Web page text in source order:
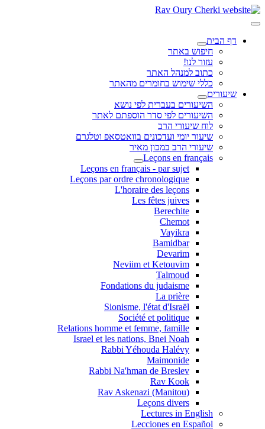
דף הבית
חיפוש באתר
עזור לנו!
כתוב למנהל האתר
כללי שימוש בחומרים מהאתר
שיעורים
השיעורים בעברית לפי נושא
השיעורים לפי סדר הוספתם לאתר
לוח שיעורי הרב
שיעור יומי ועדכונים בוואטסאפ וטלגרם
שיעורי הרב במכון מאיר
Leçons en français
Leçons en français - par sujet
Leçons par ordre chronologique
L'horaire des leçons
Les fêtes juives
Berechite
Chemot
Vayikra
Bamidbar
Devarim
Neviim et Ketouvim
Talmoud
Fondations du judaisme
La prière
Sionisme, l'état d'Israël
Société et politique
Relations homme et femme, famille
Israel et les nations, Bnei Noah
Rabbi Yéhouda Halévy
Maimonide
Rabbi Na'hman de Breslev
Rav Kook
(Rav Askenazi (Manitou
Leçons divers
Lectures in English
Lecciones en Español